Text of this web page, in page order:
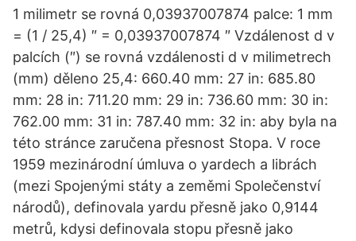
1 milimetr se rovná 0,03937007874 palce: 1 mm
= (1 / 25,4) ″ = 0,03937007874 ″ Vzdálenost d v
palcích (″) se rovná vzdálenosti d v milimetrech
(mm) děleno 25,4: 660.40 mm: 27 in: 685.80
mm: 28 in: 711.20 mm: 29 in: 736.60 mm: 30 in:
762.00 mm: 31 in: 787.40 mm: 32 in: aby byla na
této stránce zaručena přesnost Stopa. V roce
1959 mezinárodní úmluva o yardech a librách
(mezi Spojenými státy a zeměmi Společenství
národů), definovala yardu přesně jako 0,9144
metrů, kdysi definovala stopu přesně jako